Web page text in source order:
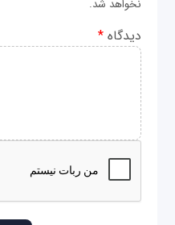
نخواهد شد.
دیدگاه*